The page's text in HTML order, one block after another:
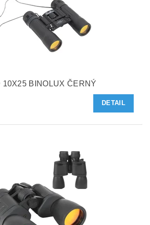
10X25 BINOLUX ČERNÝ
DETAIL